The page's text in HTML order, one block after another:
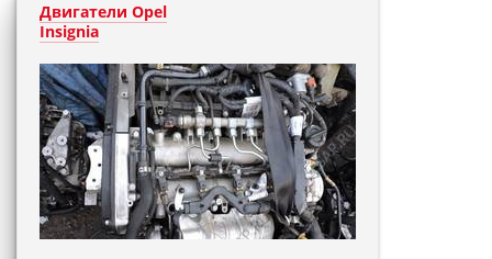
Двигатели Opel
Insignia